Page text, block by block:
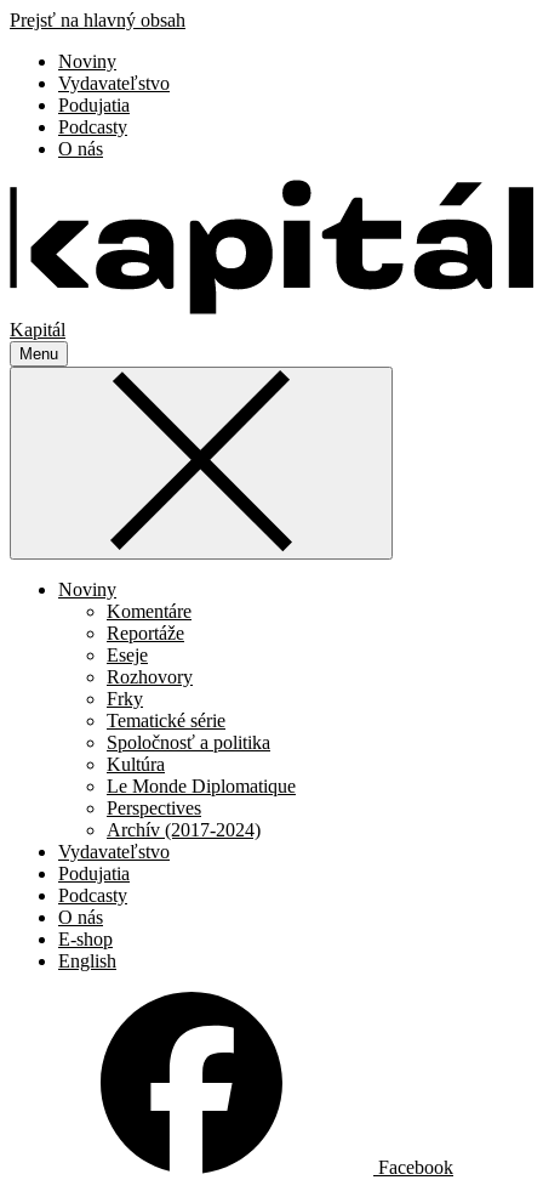
Prejsť na hlavný obsah
Noviny
Vydavateľstvo
Podujatia
Podcasty
O nás
Kapitál
Menu
Noviny
Komentáre
Reportáže
Eseje
Rozhovory
Frky
Tematické série
Spoločnosť a politika
Kultúra
Le Monde Diplomatique
Perspectives
Archív (2017-2024)
Vydavateľstvo
Podujatia
Podcasty
O nás
E-shop
English
Facebook